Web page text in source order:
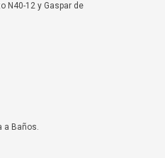
N40-12 y Gaspar de
a Baños.